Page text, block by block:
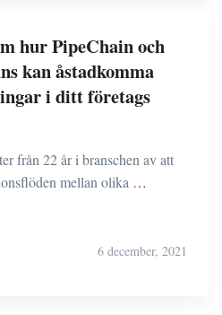
hur PipeChain och
kan åstadkomma
i ditt företags
från 22 år i branschen av att
mellan olika …
6 december, 2021